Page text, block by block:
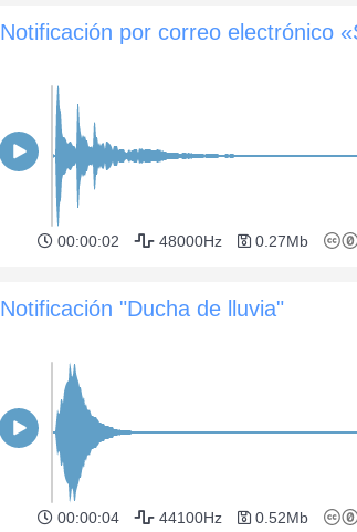
00:00:02 48000Hz 0.27Mb
Notificación "Ducha de lluvia"
00:00:04 44100Hz 0.52Mb